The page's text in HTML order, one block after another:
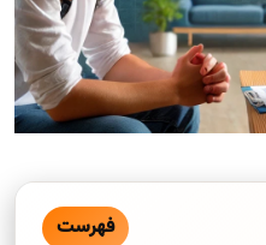
فهرست